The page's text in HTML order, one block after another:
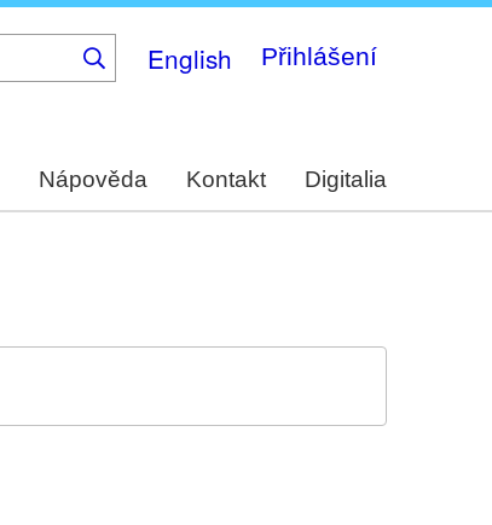
English Přihlášení
Nápověda Kontakt Digitalia